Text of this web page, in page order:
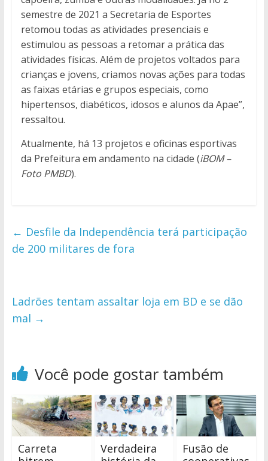
semestre de 2021 a Secretaria de Esportes
retomou todas as atividades presenciais e
estimulou as pessoas a retomar a prática das
atividades físicas. Além de projetos voltados para
crianças e jovens, criamos novas ações para todas
as faixas etárias e grupos especiais, como
hipertensos, diabéticos, idosos e alunos da Apae”,
ressaltou.
Atualmente, há 13 projetos e oficinas esportivas
da Prefeitura em andamento na cidade (iBOM –
Foto PMBD).
← Desfile da Independência terá participação
de 200 militares de fora
Ladrões tentam assaltar loja em BD e se dão
mal →
Você pode gostar também
Carreta
Verdadeira
Fusão de